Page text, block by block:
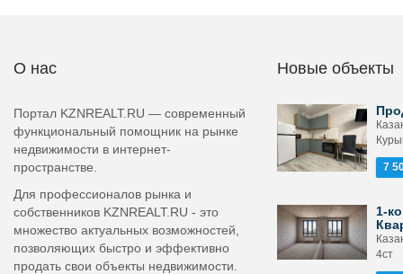
О нас
Портал KZNREALT.RU — современный
функциональный помощник на рынке
недвижимости в интернет-
пространстве.
Для профессионалов рынка и
собственников KZNREALT.RU - это
множество актуальных возможностей,
позволяющих быстро и эффективно
продать свои объекты недвижимости.
Новые объекты
7
1-
4ст